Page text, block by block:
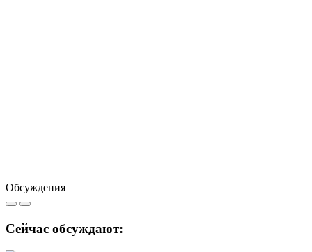
Обсуждения
Сейчас обсуждают: